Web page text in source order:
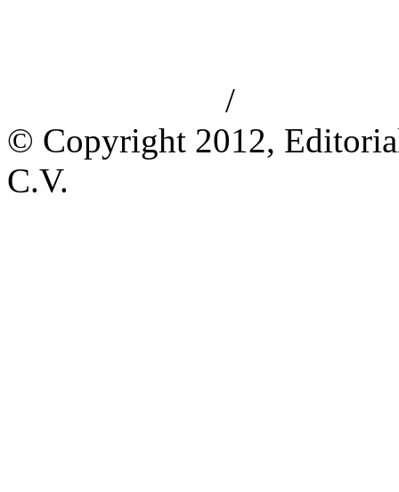
/
© Copyright 2012,
C.V.